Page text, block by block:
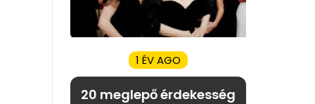
1 ÉV AGO
20 meglepő érdekesség